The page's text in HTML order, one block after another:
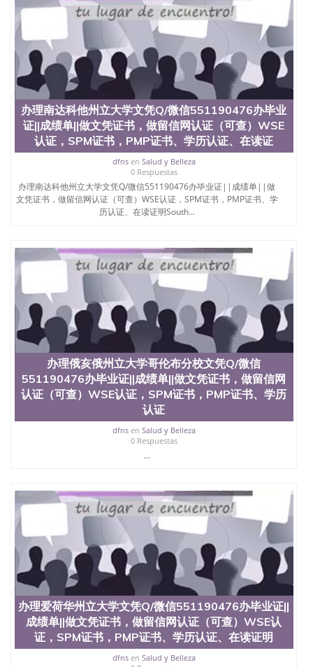
年，简称SJSU，是加州历史悠久的大学之一，也是美
西地区的公立大学之一。位于圣何塞市San Jose中
心，占地154公顷。它是一所位于加利福尼亚州的著
名综合性公立大学，它以极高的就业率，全美名列前
茅的毕业薪资，浓厚的多元化学术氛围，杰出的本科
教育质量，被《福克斯》杂志评选为全美50强公立综
合性大学，每年有来自世界各地的成百上千的海外学
生前往求学。 至今，这是一所在世界上享有学术地
位、声誉、实习机会和影响力的高等教育机构，并获
誉为美国本科教育质量的核心代表。其计算机系与会
计系更是在当今美国大学教学排名中表现优异。其毕
业生大多可以在其所处地域的世界硅谷中心得到工作
机会。许多硅谷公司甚至在学生大三和大四的学期提
供许多相应科系的实习机会。无论是加州大学系统
(UC)，还是加州州立大学系统(CSU), 圣何塞州立大学
都占据着加州所有大学中的地理位置。 圣何塞州立大
学座落于硅谷(Silicon Valley), 于附近的旧金山-圣何塞
国的学生来此就读。其有名的科系如计算机科学，电
子工程学，工商管理学，艺术设计，和航空学等，深
受性肯定及好评；而各种大学部和研究所的商学课程
也吸引了众多不同国家的专业人士前来研究与学习。
二、办理流程： 1、收集客户办理信息； 2、客户付
定金下单； 3、公司确认到账转制作点做电子图；
4、电子图做好发给客户确认； 5、电子图确认好转成
品部做成品； 6、成品做好拍照或者视频确认再付余
款； 7、快递给客户（国内顺丰，国外DHL）。 三、
真实网上可查的证明材料 1、教育部学历学位认证，
留服真实存档可查，存档。 2、留学回国人员证明
（使馆认证），使馆网站真实存档可查。 3、留信网
真实可查认证办理，存档可查，终身受用。 四、办理
流程农业科学院、艺术与建筑学院、商学院、交流学
院、地球及物质科学院、教育学院、工程学院、健康
与人类发展学院、信息工程与科学学院、人文学院、
约大学为学生们提供本科、硕士及博士学位。学校的
专业课程包括：会计学、MBA、财务、教育、建筑工
程、经济、医学、护理、文学、音乐、生物学、统计
学、美术、电子工程、天文学、农业、环境污染控
制、历史、电气工程、生物工程、建筑设计、工商管
理、材料科学、机械工程、航天工程、土木工程、数
学、化学、英语、社会科学、心理学、戏剧、市场营
销、机械工程、计算机科学、物理学、人工智能、商
科、金融专业 1、客户提供相关材料，确定客户办理
信息，给出操作方案； 2、补充毕业证成绩单等相关
材料； 3、留服注册申请账号，付定金； 4、预约递
交时间，公司人员陪同客户本人一起去留服递交材
料； 5、等待结果，完成结果书留服直接邮寄给客户
办理南达科他州立大学文凭Q/微信551190476办毕业
证||成绩单||做文凭证书，做留信网认证（可查）WSE
认证，SPM证书，PMP证书、学历认证、在读证
dfnsen Salud y Belleza
0 Respuestas
办理南达科他州立大学文凭Q/微信551190476办毕业证||成绩单||做
文凭证书，做留信网认证（可查）WSE认证，SPM证书，PMP证书、学
历认证、在读证明South...
办理俄亥俄州立大学哥伦布分校文凭Q/微信
551190476办毕业证||成绩单||做文凭证书，做留信网
认证（可查）WSE认证，SPM证书，PMP证书、学历
认证
dfnsen Salud y Belleza
0 Respuestas
...
办理爱荷华州立大学文凭Q/微信551190476办毕业证||
成绩单||做文凭证书，做留信网认证（可查）WSE认
证，SPM证书，PMP证书、学历认证、在读证明
dfnsen Salud y Belleza